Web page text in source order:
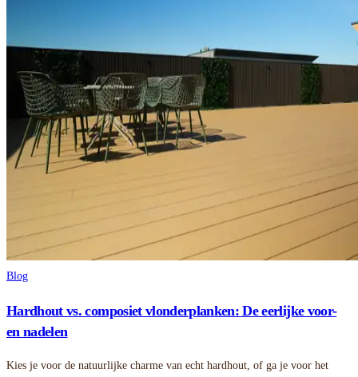
Blog
Hardhout vs. composiet vlonderplanken: De eerlijke voor-
en nadelen
Kies je voor de natuurlijke charme van echt hardhout, of ga je voor het